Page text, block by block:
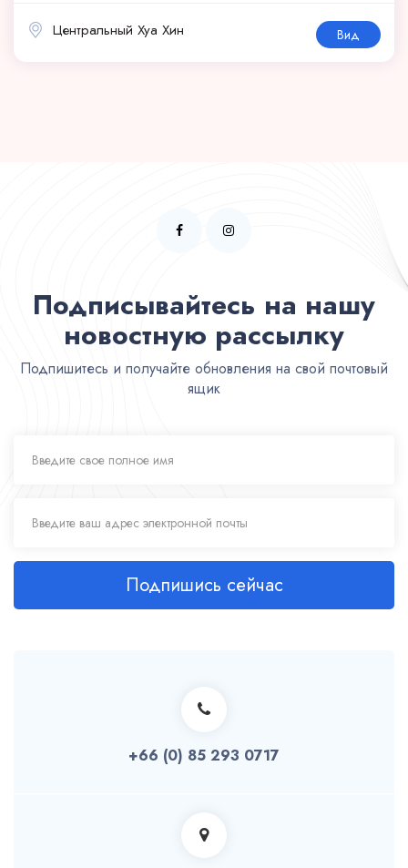
Центральный Хуа Хин Вид
Подписывайтесь на нашу
новостную рассылку
Подпишитесь и получайте обновления на свой почтовый
ящик
Подпишись сейчас
+66 (0) 85 293 0717